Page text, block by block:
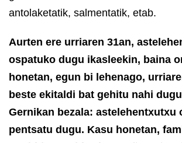
antolaketatik, salmentatik, etab.
Aurten ere urriaren 31an,
ospatuko dugu ikasleekin, baina
honetan, egun bi lehenago,
beste ekitaldi bat gehitu nahi
Gernikan bezala: astelehentxutxu
pentsatu dugu. Kasu honetan,